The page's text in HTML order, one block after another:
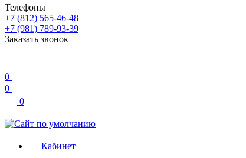
Телефоны
+7 (812) 565-46-48
+7 (981) 789-93-39
Заказать звонок
0
0
0
Кабинет